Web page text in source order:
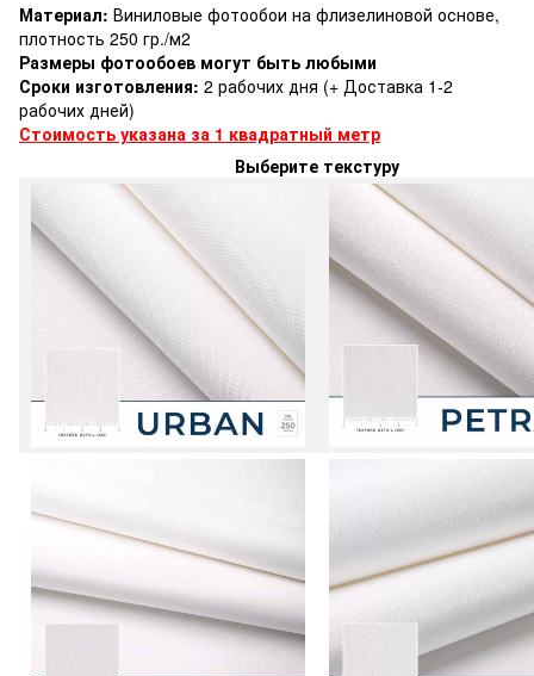
Материал: Виниловые фотообои на флизелиновой основе,
плотность 250 гр./м2
Размеры фотообоев могут быть любыми
Сроки изготовления: 2 рабочих дня (+ Доставка 1-2
рабочих дней)
Стоимость указана за 1 квадратный метр
Выберите текстуру